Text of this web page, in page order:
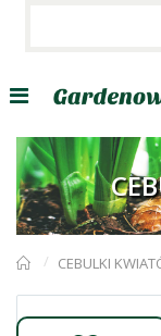
CEBULKI